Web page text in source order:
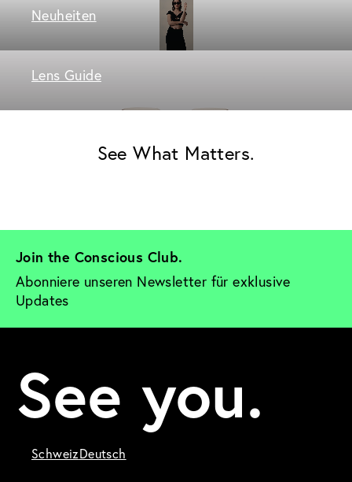
Neuheiten
Lens Guide
See What Matters.
Join the Conscious Club.
Abonniere unseren Newsletter für exklusive
Updates
See you.
SchweizDeutsch